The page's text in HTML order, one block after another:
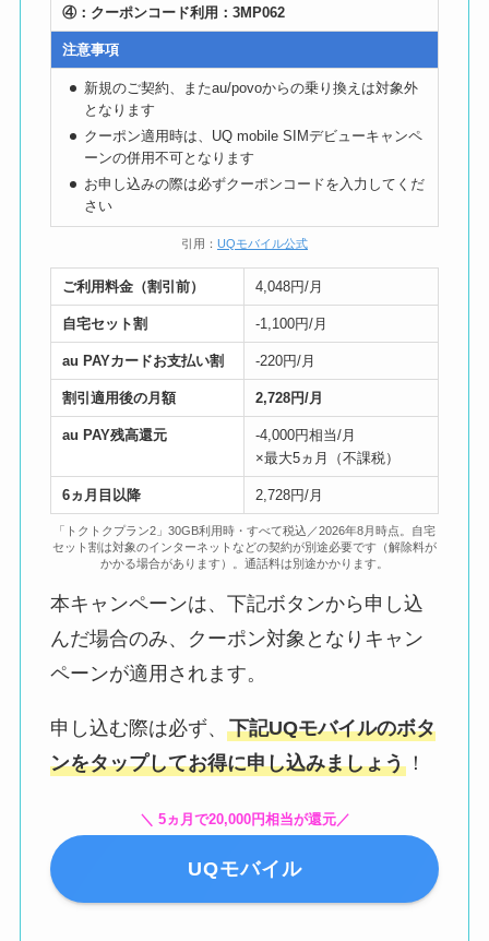
④：クーポンコード利用：3MP062
注意事項
新規のご契約、またau/povoからの乗り換えは対象外
となります
クーポン適用時は、UQ mobile SIMデビューキャンペ
ーンの併用不可となります
お申し込みの際は必ずクーポンコードを入力してくだ
さい
引用： UQモバイル公式
ご利用料金（割引前） 4,048円/月
自宅セット割 -1,100円/月
au PAYカードお支払い割 -220円/月
割引適用後の月額 2,728円/月
au PAY残高還元
-4,000円相当/月
×最大5ヵ月（不課税）
6ヵ月目以降 2,728円/月
「トクトクプラン2」30GB利用時・すべて税込／2026年8月時点。自宅
セット割は対象のインターネットなどの契約が別途必要です（解除料が
かかる場合があります）。通話料は別途かかります。
本キャンペーンは、下記ボタンから申し込
んだ場合のみ、クーポン対象となりキャン
ペーンが適用されます。
申し込む際は必ず、 下記UQモバイルのボタ
ンをタップしてお得に申し込みましょう！
＼ 5ヵ月で20,000円相当が還元／
UQモバイル